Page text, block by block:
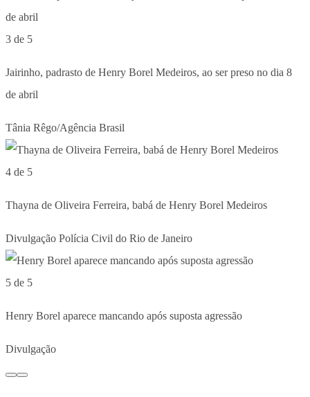
3 de 5
Jairinho, padrasto de Henry Borel Medeiros, ao ser preso no dia 8
de abril
Tânia Rêgo/Agência Brasil
4 de 5
Thayna de Oliveira Ferreira, babá de Henry Borel Medeiros
Divulgação Polícia Civil do Rio de Janeiro
5 de 5
Henry Borel aparece mancando após suposta agressão
Divulgação